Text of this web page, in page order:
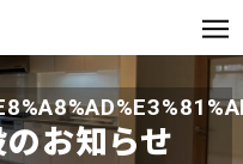
お知らせ